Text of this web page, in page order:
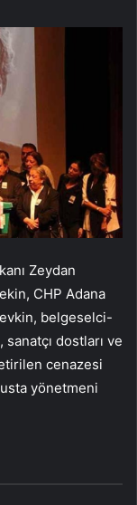
Zeydan
CHP Adana
belgeselci-
dostları ve
cenazesi
usta yönetmeni